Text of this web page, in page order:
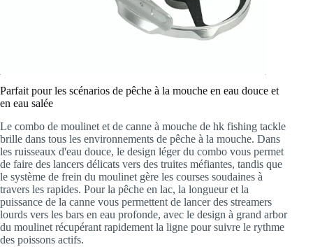
Parfait pour les scénarios de pêche à la mouche en eau douce et
en eau salée
Le combo de moulinet et de canne à mouche de hk fishing tackle
brille dans tous les environnements de pêche à la mouche. Dans
les ruisseaux d'eau douce, le design léger du combo vous permet
de faire des lancers délicats vers des truites méfiantes, tandis que
le système de frein du moulinet gère les courses soudaines à
travers les rapides. Pour la pêche en lac, la longueur et la
puissance de la canne vous permettent de lancer des streamers
lourds vers les bars en eau profonde, avec le design à grand arbor
du moulinet récupérant rapidement la ligne pour suivre le rythme
des poissons actifs.